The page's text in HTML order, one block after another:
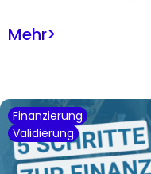
Mehr>
Finanzierung
Validierung